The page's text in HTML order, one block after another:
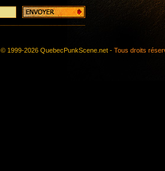
© 1999-2026 QuebecPunkScene.net - Tous droits